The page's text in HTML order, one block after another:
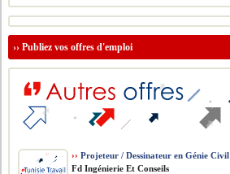
››Publiez vos offres d'emploi
›› Projeteur / Dessinateur en Génie Civil
Fd Ingénierie Et Conseils